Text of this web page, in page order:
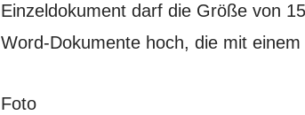
Einzeldokument darf die Größe von
Word-Dokumente hoch, die mit
Foto